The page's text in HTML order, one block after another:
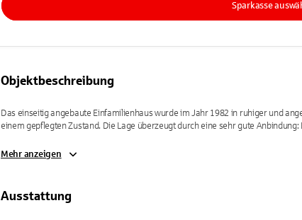
Sparkasse
Objektbeschreibung
Das einseitig angebaute Einfamilienhaus wurde im Jahr 1982 in ruhiger und
einem gepflegten Zustand. Die Lage überzeugt durch eine sehr gute
Mehr anzeigen
Ausstattung